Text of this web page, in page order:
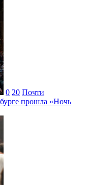
0 20 Почти
прошла «Ночь